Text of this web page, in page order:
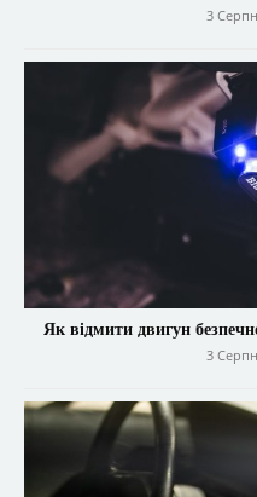
3
Як відмити двигун
3